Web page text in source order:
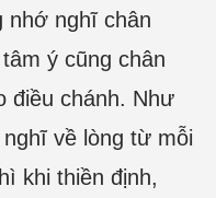
nhớ nghĩ chân
ý cũng chân
điều chánh. Như
về lòng từ mỗi
khi thiền định,